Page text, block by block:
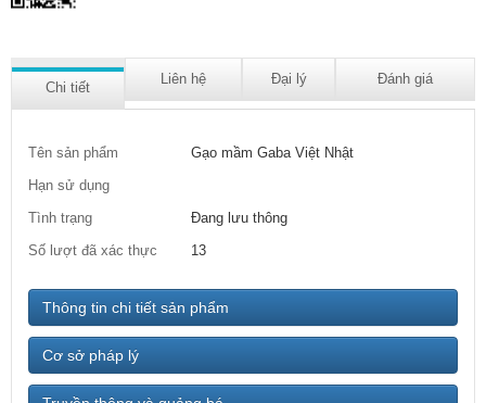
Chi tiết
Liên hệ Đại lý Đánh giá
Tên sản phẩm
Gạo mầm Gaba Việt Nhật
Hạn sử dụng
Tình trạng
Đang lưu thông
Số lượt đã xác thực
13
Thông tin chi tiết sản phẩm
Cơ sở pháp lý